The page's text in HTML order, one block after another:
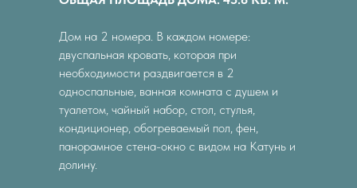
Дом на 2 номера. В каждом номере:
двуспальная кровать, которая при
необходимости раздвигается в 2
односпальные, ванная комната с душем и
туалетом, чайный набор, стол, стулья,
кондиционер, обогреваемый пол, фен,
панорамное стена-окно с видом на Катунь и
долину.